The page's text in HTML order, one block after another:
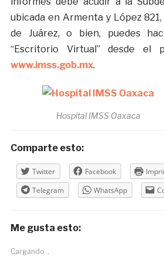
ubicada en Armenta y López
de Juárez, o bien, puedes
“Escritorio Virtual” desde el
www.imss.gob.mx.
Hospital IMSS Oaxaca
Comparte esto:
Twitter Facebook
Telegram
WhatsApp
Me gusta esto:
Cargando...